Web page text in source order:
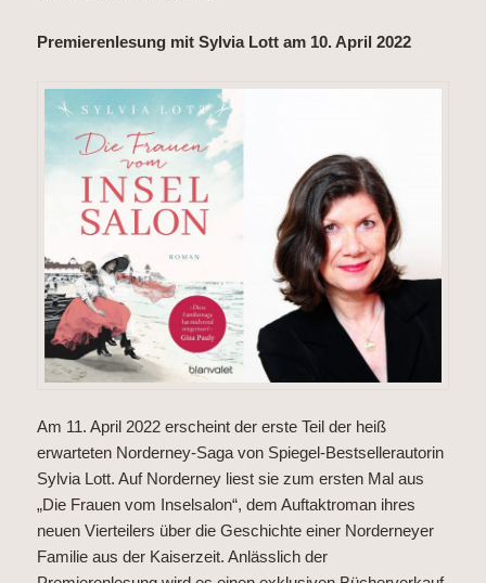
Premierenlesung mit Sylvia Lott am 10. April 2022
Am 11. April 2022 erscheint der erste Teil der heiß
erwarteten Norderney-Saga von Spiegel-Bestsellerautorin
Sylvia Lott. Auf Norderney liest sie zum ersten Mal aus
„Die Frauen vom Inselsalon“, dem Auftaktroman ihres
neuen Vierteilers über die Geschichte einer Norderneyer
Familie aus der Kaiserzeit. Anlässlich der